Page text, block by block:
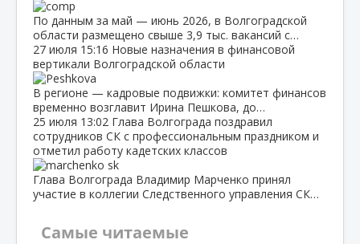
По данным за май — июнь 2026, в Волгоградской
области размещено свыше 3,9 тыс. вакансий с…
27 июля 15:16 Новые назначения в финансовой
вертикали Волгоградской области
В регионе — кадровые подвижки: комитет финансов
временно возглавит Ирина Пешкова, до…
25 июля 13:02 Глава Волгограда поздравил
сотрудников СК с профессиональным праздником и
отметил работу кадетских классов
Глава Волгограда Владимир Марченко принял
участие в коллегии Следственного управления СК…
Самые читаемые